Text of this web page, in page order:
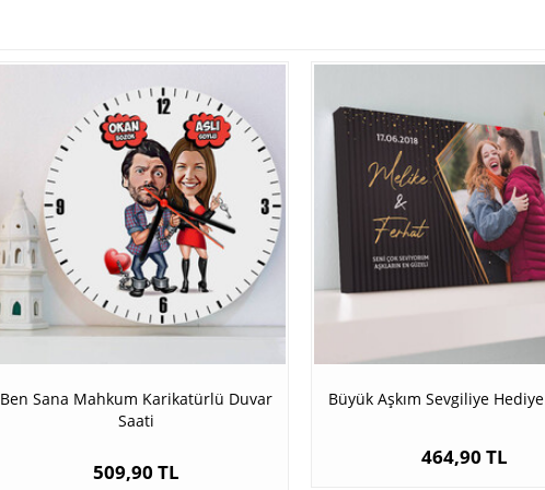
Ben Sana Mahkum Karikatürlü Duvar
Saati
509,90 TL
Büyük Aşkım Sevgiliye
464,90 TL